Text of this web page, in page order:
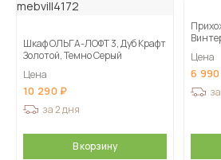
Шкаф ОЛЬГА-ЛОФТ 3, Дуб Крафт
Золотой, Темно Серый
Цена
10 290
за 2 дня
В корзину
Цена
6 990